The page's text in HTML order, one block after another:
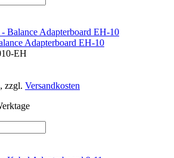
Adapterboard EH-10
EH
zzgl. Versandkosten